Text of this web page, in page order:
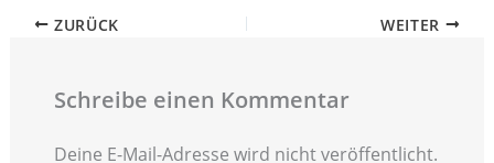
ZURÜCK WEITER
Schreibe einen Kommentar
Deine E-Mail-Adresse wird nicht veröffentlicht.